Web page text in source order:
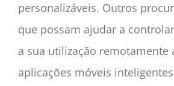
personalizáveis. Outros
que possam ajudar a
a sua utilização remotamente
aplicações móveis